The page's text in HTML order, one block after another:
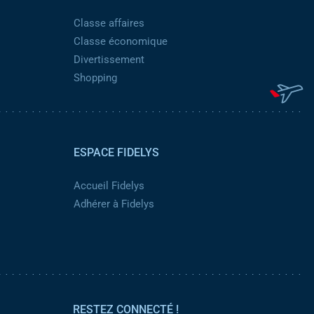
Classe affaires
Classe économique
Divertissement
Shopping
ESPACE FIDELYS
Accueil Fidelys
Adhérer à Fidelys
RESTEZ CONNECTÉ !